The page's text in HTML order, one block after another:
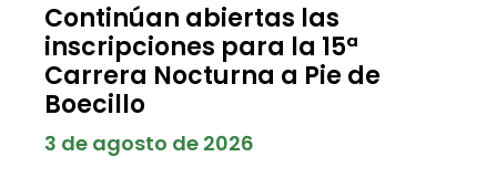
Continúan abiertas las
inscripciones para la 15ª
Carrera Nocturna a Pie de
Boecillo
3 de agosto de 2026